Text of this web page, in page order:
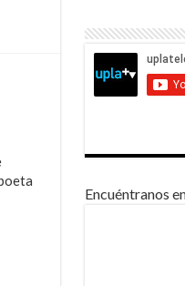
Encuéntranos